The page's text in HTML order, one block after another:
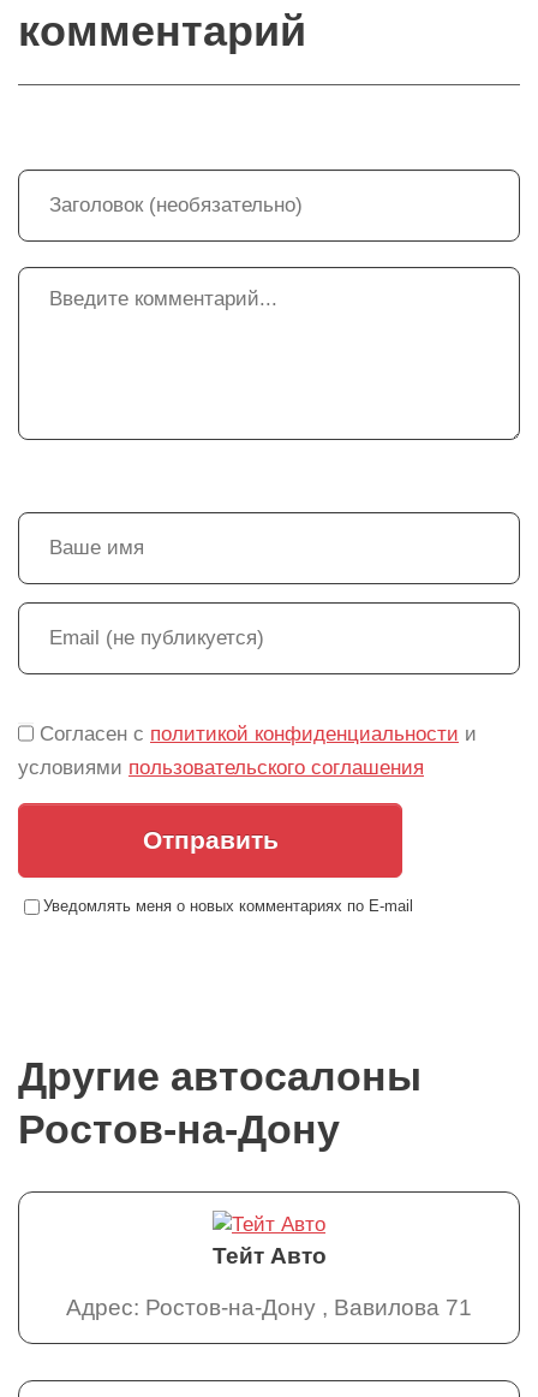
комментарий
Согласен с политикой конфиденциальности и
условиями пользовательского соглашения
Отправить
Уведомлять меня о новых комментариях по E-mail
Другие автосалоны
Ростов-на-Дону
Тейт Авто
Адрес: Ростов-на-Дону , Вавилова 71